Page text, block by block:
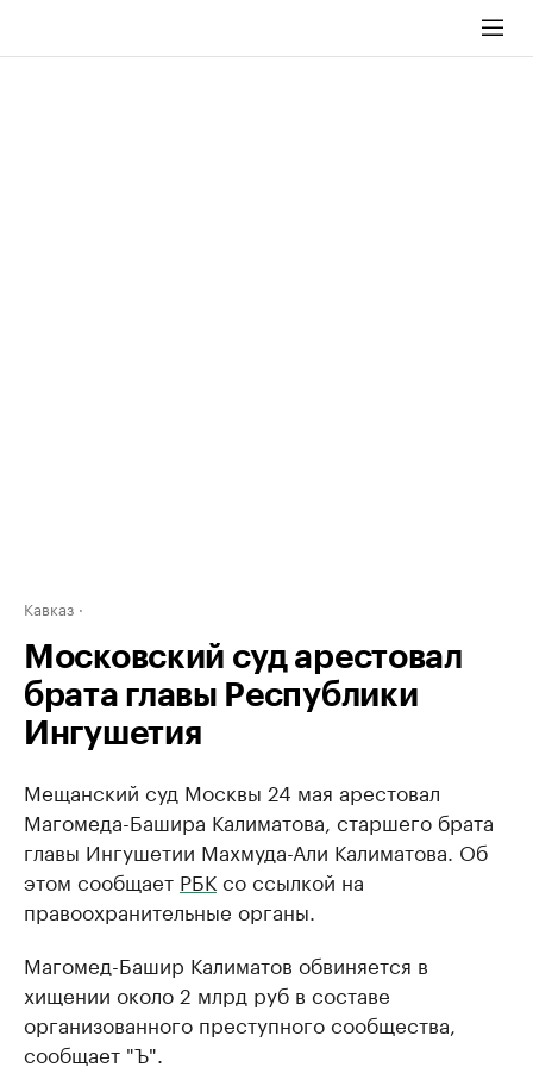
Кавказ
Московский суд арестовал
брата главы Республики
Ингушетия
Мещанский суд Москвы 24 мая арестовал
Магомеда-Башира Калиматова, старшего брата
главы Ингушетии Махмуда-Али Калиматова. Об
этом сообщает РБКсо ссылкой на
правоохранительные органы.
Магомед-Башир Калиматов обвиняется в
хищении около 2 млрд руб в составе
организованного преступного сообщества,
сообщает "Ъ".